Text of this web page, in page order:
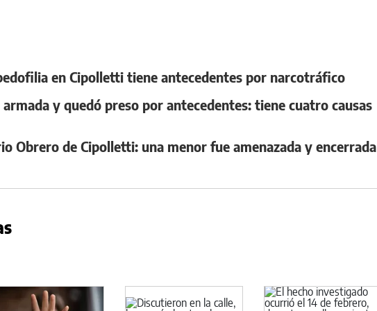
en Cipolletti tiene antecedentes por narcotráfico
y quedó preso por antecedentes: tiene cuatro causas
Obrero de Cipolletti: una menor fue amenazada y encerrada